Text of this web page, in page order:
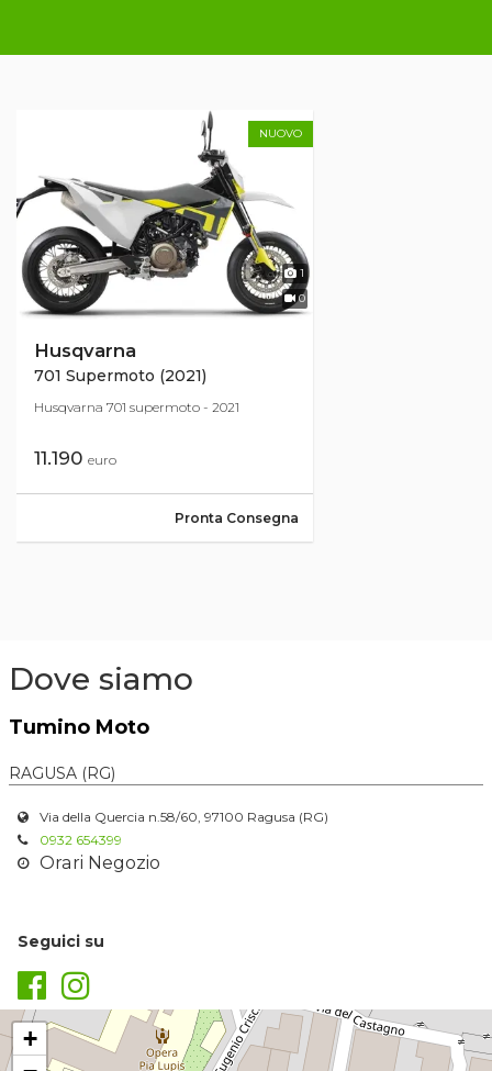
NUOVO
1
0
Husqvarna
701 Supermoto (2021)
Husqvarna 701 supermoto - 2021
11.190 euro
Pronta Consegna
Dove siamo
Tumino Moto
RAGUSA (RG)
Via della Quercia n.58/60, 97100 Ragusa (RG)
0932 654399
Orari Negozio
Seguici su
+